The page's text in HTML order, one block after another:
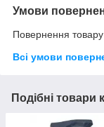
Умови
Повернення
Всі умови
Подібні товари